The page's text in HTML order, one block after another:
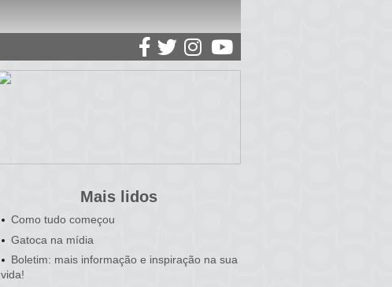
Mais lidos
Como tudo começou
Gatoca na mídia
Boletim: mais informação e inspiração na sua
vida!